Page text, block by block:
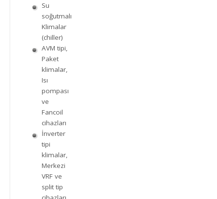
Su
soğutmalı
Klimalar
(chiller)
AVM tipi,
Paket
klimalar,
Isı
pompası
ve
Fancoil
cihazları
İnverter
tipi
klimalar,
Merkezi
VRF ve
split tip